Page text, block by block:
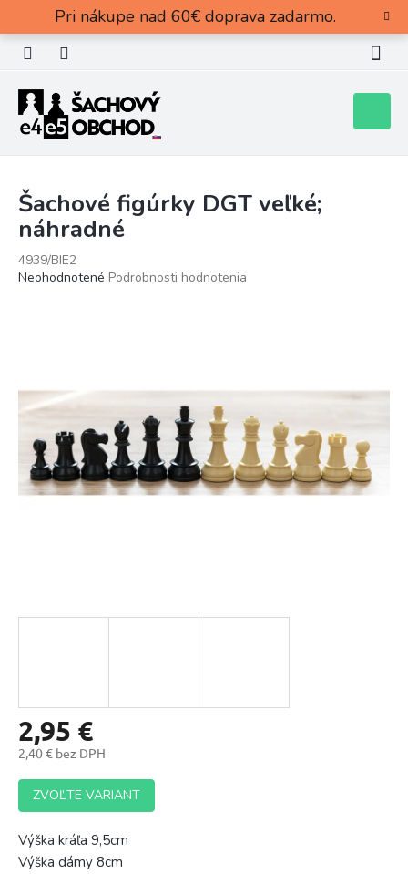
obsah
Pri nákupe nad 60€ doprava zadarmo.
košík
Šachové figúrky DGT veľké;
náhradné
4939/BIE2
Priemerné
hviezdičiek.
Neohodnotené Podrobnosti hodnotenia
2,95 €
2,40 € bez DPH
Jednotková
cena:
ZVOĽTE VARIANT
Výška kráľa 9,5cm
Výška dámy 8cm